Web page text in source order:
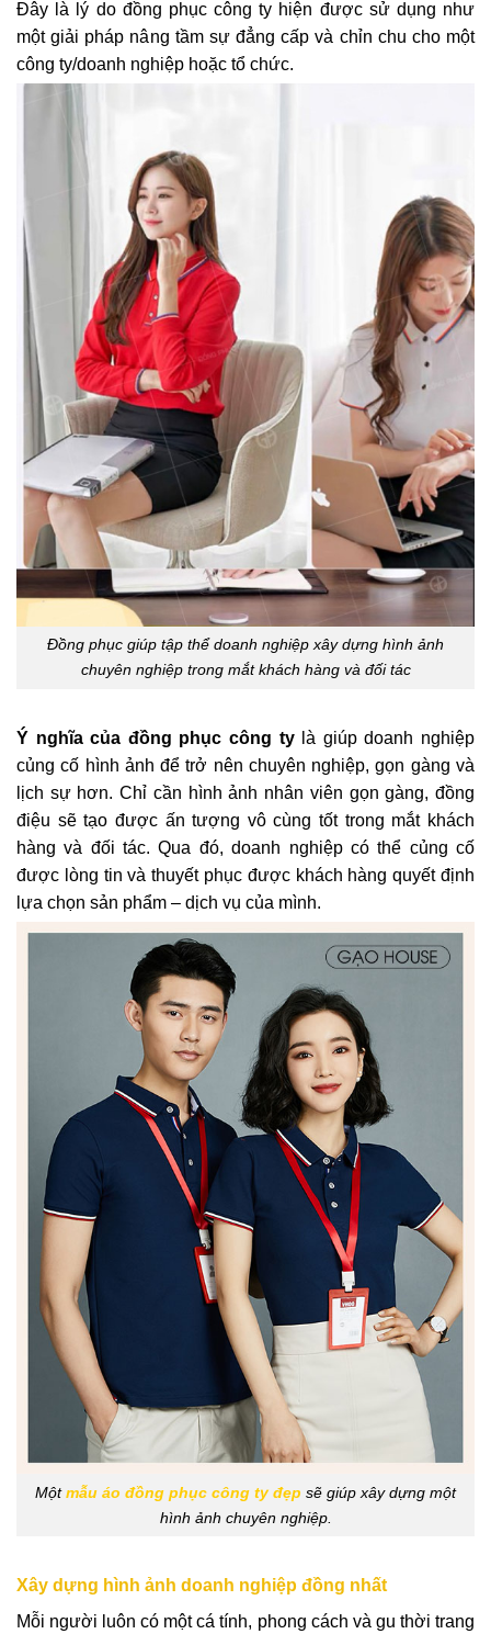
Đây là lý do đồng phục công ty hiện được sử dụng như
một giải pháp nâng tầm sự đẳng cấp và chỉn chu cho một
công ty/doanh nghiệp hoặc tổ chức.
Đồng phục giúp tập thể doanh nghiệp xây dựng hình ảnh
chuyên nghiệp trong mắt khách hàng và đối tác
Ý nghĩa của đồng phục công tylà giúp doanh nghiệp
củng cố hình ảnh để trở nên chuyên nghiệp, gọn gàng và
lịch sự hơn. Chỉ cần hình ảnh nhân viên gọn gàng, đồng
điệu sẽ tạo được ấn tượng vô cùng tốt trong mắt khách
hàng và đối tác. Qua đó, doanh nghiệp có thể củng cố
được lòng tin và thuyết phục được khách hàng quyết định
lựa chọn sản phẩm – dịch vụ của mình.
Mộtmẫu áo đồng phục công ty đẹp sẽ giúp xây dựng một
hình ảnh chuyên nghiệp.
Xây dựng hình ảnh doanh nghiệp đồng nhất
Mỗi người luôn có một cá tính, phong cách và gu thời trang